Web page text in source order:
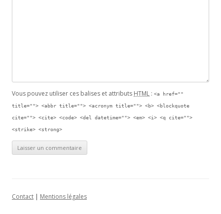
Vous pouvez utiliser ces balises et attributs HTML : <a href=""
title=""> <abbr title=""> <acronym title=""> <b> <blockquote
cite=""> <cite> <code> <del datetime=""> <em> <i> <q cite="">
<strike> <strong>
Contact | Mentions légales